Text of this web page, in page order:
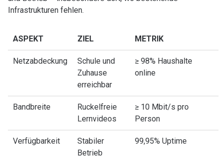
Infrastrukturen fehlen.
ASPEKT ZIEL METRIK
Netzabdeckung
Schule und
Zuhause
erreichbar
≥ 98% Haushalte
online
Bandbreite
Ruckelfreie
Lernvideos
≥ 10 Mbit/s pro
Person
Verfügbarkeit
Stabiler
Betrieb
99,95% Uptime